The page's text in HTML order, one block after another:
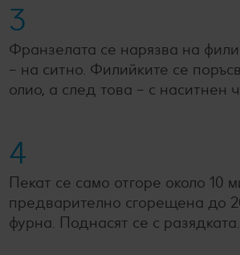
3
Франзелата се нарязва на
– на ситно. Филийките се
олио, а след това – с наситнен
4
Пекат се само отгоре около 10
предварително сгорещена до
фурна. Поднасят се с разядката.